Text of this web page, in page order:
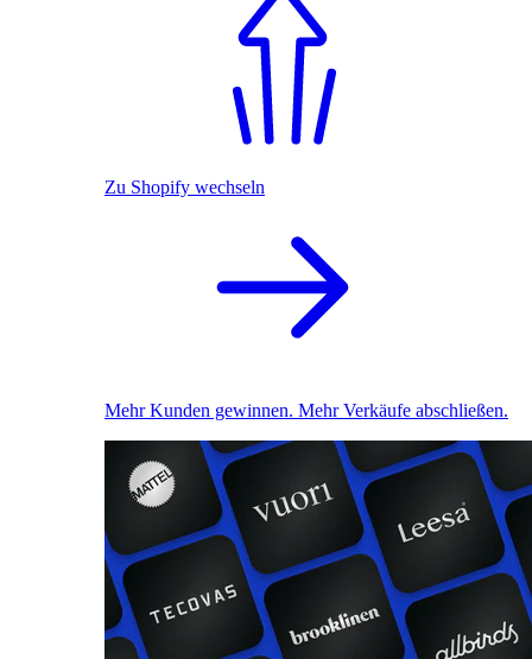
Zu Shopify wechseln
Mehr Kunden gewinnen. Mehr Verkäufe abschließen.